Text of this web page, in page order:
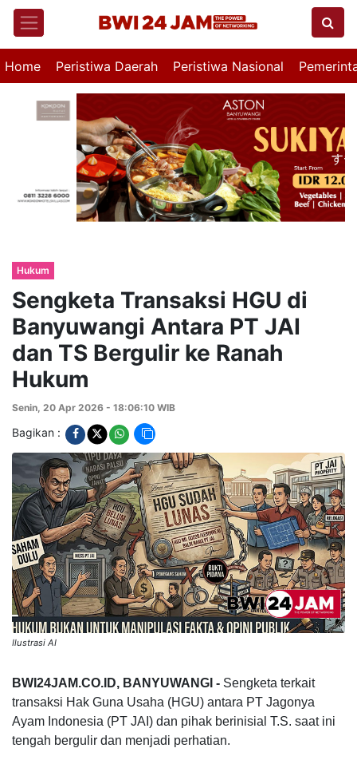
Home Peristiwa Daerah Peristiwa Nasional
Hukum
Sengketa Transaksi HGU di
Banyuwangi Antara PT JAI
dan TS Bergulir ke Ranah
Hukum
Senin, 20 Apr 2026 - 18:06:10 WIB
Bagikan :
Ilustrasi AI
BWI24JAM.CO.ID, BANYUWANGI - Sengketa terkait
transaksi Hak Guna Usaha (HGU) antara PT Jagonya
Ayam Indonesia (PT JAI) dan pihak berinisial T.S. saat ini
tengah bergulir dan menjadi perhatian.